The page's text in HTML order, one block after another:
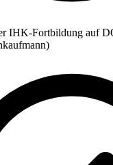
IHK-Fortbildung auf